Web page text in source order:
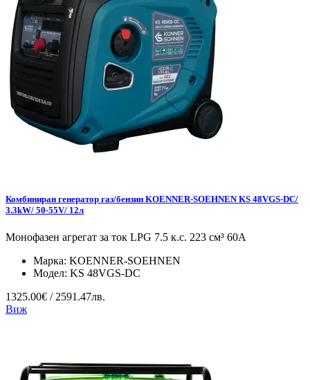
Комбиниран генератор газ/бензин KOENNER-SOEHNEN KS 48VGS-DC/
3.3kW/ 50-55V/ 12л
Монофазен агрегат за ток LPG 7.5 к.с. 223 см³ 60А
Марка: KOENNER-SOEHNEN
Модел: KS 48VGS-DC
1325.00€ / 2591.47лв.
Виж